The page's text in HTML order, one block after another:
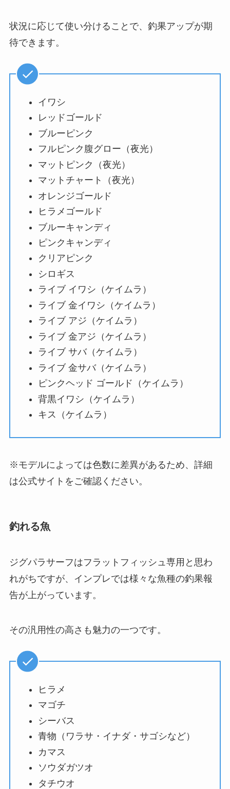
状況に応じて使い分けることで、釣果アップが期
待できます。
イワシ
レッドゴールド
ブルーピンク
フルピンク腹グロー（夜光）
マットピンク（夜光）
マットチャート（夜光）
オレンジゴールド
ヒラメゴールド
ブルーキャンディ
ピンクキャンディ
クリアピンク
シロギス
ライブ イワシ（ケイムラ）
ライブ 金イワシ（ケイムラ）
ライブ アジ（ケイムラ）
ライブ 金アジ（ケイムラ）
ライブ サバ（ケイムラ）
ライブ 金サバ（ケイムラ）
ピンクヘッド ゴールド（ケイムラ）
背黒イワシ（ケイムラ）
キス（ケイムラ）
※モデルによっては色数に差異があるため、詳細
は公式サイトをご確認ください。
釣れる魚
ジグパラサーフはフラットフィッシュ専用と思わ
れがちですが、インプレでは様々な魚種の釣果報
告が上がっています。
その汎用性の高さも魅力の一つです。
ヒラメ
マゴチ
シーバス
青物（ワラサ・イナダ・サゴシなど）
カマス
ソウダガツオ
タチウオ